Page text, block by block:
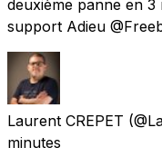
deuxième panne en
support Adieu
Laurent CREPET
minutes